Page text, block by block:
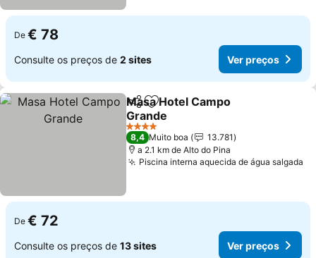
De € 78
Consulte os preços de 2 sites Ver preços
PartilharAdicionar aos favoritos
Masa Hotel Campo
Grande
4 Estrelas
8,4 Muito boa
13.781
a 2.1 km de Alto do Pina
Piscina interna aquecida de água salgada
De € 72
Consulte os preços de 13 sites Ver preços